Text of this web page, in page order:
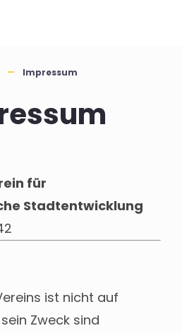
Impressum
für
Stadtentwicklung
ist nicht auf
Zweck sind